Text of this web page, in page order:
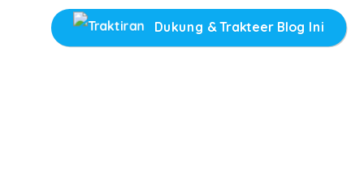
Dukung & Trakteer Blog Ini